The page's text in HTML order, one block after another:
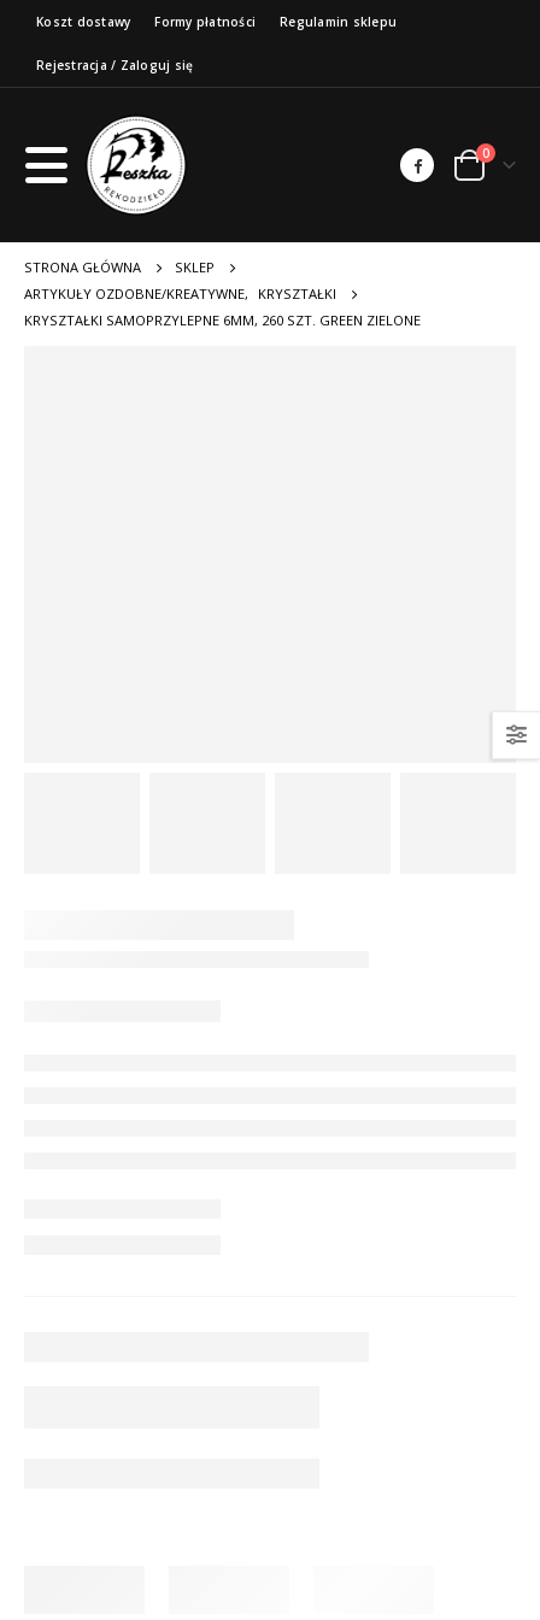
Koszt dostawy Formy płatności Regulamin sklepu
Rejestracja / Zaloguj się
0
STRONA GŁÓWNA
SKLEP
ARTYKUŁY OZDOBNE/KREATYWNE,
KRYSZTAŁKI
KRYSZTAŁKI SAMOPRZYLEPNE 6MM, 260 SZT. GREEN ZIELONE